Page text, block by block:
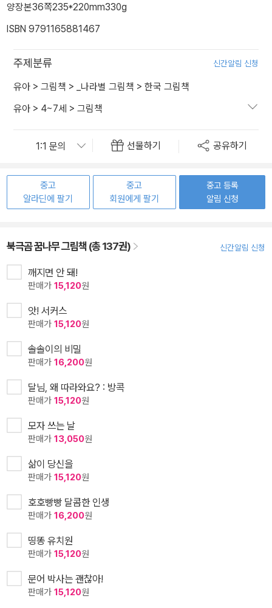
양장본36쪽235*220mm330g
ISBN 9791165881467
주제분류 신간알림 신청
유아 > 그림책 > _나라별 그림책 > 한국 그림책
유아 > 4~7세 > 그림책
선물하기 공유하기
중고
알라딘에 팔기
중고
회원에게 팔기
중고 등록
알림 신청
북극곰 꿈나무 그림책 (총 137권) 신간알림 신청
깨지면 안 돼!
판매가 15,120원
앗! 서커스
판매가 15,120원
솔솔이의 비밀
판매가 16,200원
달님, 왜 따라와요? : 방콕
판매가 15,120원
모자 쓰는 날
판매가 13,050원
삶이 당신을
판매가 15,120원
호호빵빵 달콤한 인생
판매가 16,200원
띵똥 유치원
판매가 15,120원
문어 박사는 괜찮아!
판매가 15,120원